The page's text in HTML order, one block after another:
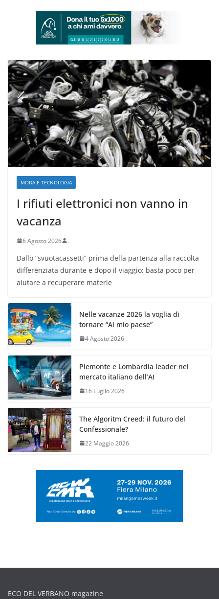
MODA E TECNOLOGIA
I rifiuti elettronici non vanno in
vacanza
6 Agosto 2026 .
Dallo “svuotacassetti” prima della partenza alla raccolta
differenziata durante e dopo il viaggio: basta poco per
aiutare a recuperare materie
Nelle vacanze 2026 la voglia di
tornare “Al mio paese”
4 Agosto 2026
Piemonte e Lombardia leader nel
mercato italiano dell’AI
16 Luglio 2026
The Algoritm Creed: il futuro del
Confessionale?
22 Maggio 2026
ECO DEL VERBANO magazine